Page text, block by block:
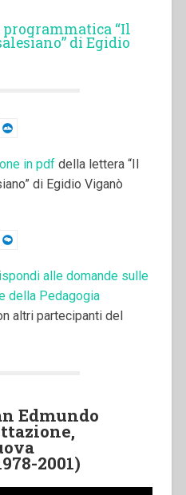
“Il
di Egidio
in pdf della lettera “Il
di Egidio Viganò
alle domande sulle
della Pedagogia
altri partecipanti del
Edmundo
2001)